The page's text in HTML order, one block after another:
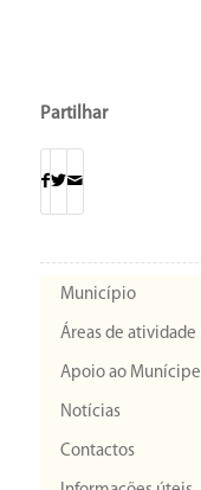
Partilhar
Município
Áreas de atividade
Apoio ao Munícipe
Notícias
Contactos